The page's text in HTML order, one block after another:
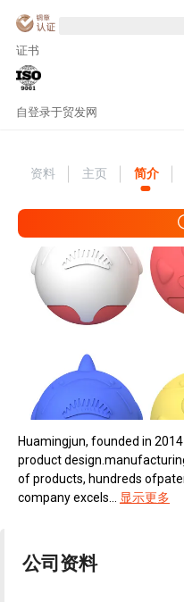
证书
自登录于贸发网
资料 主页 简介
Huamingjun, founded in
product
of products, hundreds
company excels... 显示更多
公司资料